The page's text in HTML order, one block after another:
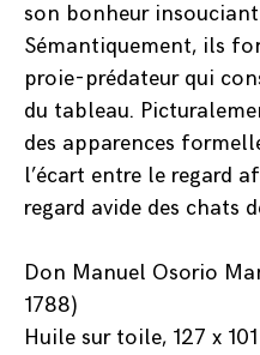
son bonheur
Sémantiquement, ils
proie-prédateur qui
du tableau.
des apparences
l’écart entre le regard
regard avide des chats
Don Manuel Osorio
1788)
Huile sur toile, 127 x